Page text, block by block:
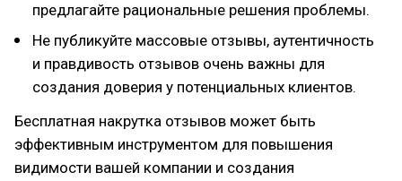
предлагайте рациональные решения проблемы.
Не публикуйте массовые отзывы, аутентичность
и правдивость отзывов очень важны для
создания доверия у потенциальных клиентов.
Бесплатная накрутка отзывов может быть
эффективным инструментом для повышения
видимости вашей компании и создания